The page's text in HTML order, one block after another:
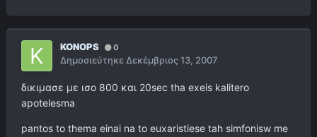
KONOPS 0
ΔημοσιεύτηκεΔεκέμβριος 13, 2007
δικιμασε με ισο 800 και 20sec tha exeis kalitero
apotelesma
pantos to thema einai na to euxaristiese tah simfonisw me